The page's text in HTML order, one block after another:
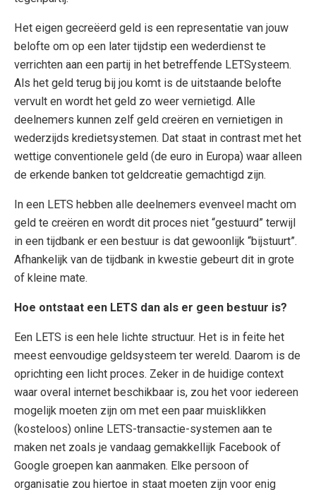
Het eigen gecreëerd geld is een representatie van jouw
belofte om op een later tijdstip een wederdienst te
verrichten aan een partij in het betreffende LETSysteem.
Als het geld terug bij jou komt is de uitstaande belofte
vervult en wordt het geld zo weer vernietigd. Alle
deelnemers kunnen zelf geld creëren en vernietigen in
wederzijds kredietsystemen. Dat staat in contrast met het
wettige conventionele geld (de euro in Europa) waar alleen
de erkende banken tot geldcreatie gemachtigd zijn.
In een LETS hebben alle deelnemers evenveel macht om
geld te creëren en wordt dit proces niet “gestuurd” terwijl
in een tijdbank er een bestuur is dat gewoonlijk “bijstuurt”.
Afhankelijk van de tijdbank in kwestie gebeurt dit in grote
of kleine mate.
Hoe ontstaat een LETS dan als er geen bestuur is?
Een LETS is een hele lichte structuur. Het is in feite het
meest eenvoudige geldsysteem ter wereld. Daarom is de
oprichting een licht proces. Zeker in de huidige context
waar overal internet beschikbaar is, zou het voor iedereen
mogelijk moeten zijn om met een paar muisklikken
(kosteloos) online LETS-transactie-systemen aan te
maken net zoals je vandaag gemakkellijk Facebook of
Google groepen kan aanmaken. Elke persoon of
organisatie zou hiertoe in staat moeten zijn voor enig